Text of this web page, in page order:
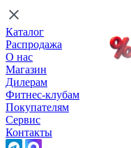
Каталог
Распродажа
О нас
Магазин
Дилерам
Фитнес-клубам
Покупателям
Сервис
Контакты